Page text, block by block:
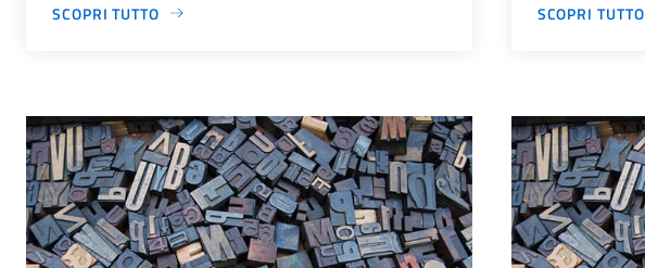
SCOPRI TUTTO SCOPRI TUTTO